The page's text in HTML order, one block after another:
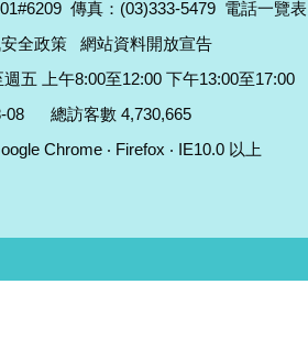
傳真：(03)333-5479 電話一覽表
全政策
網站資料開放宣告
五 上午8:00至12:00 下午13:00至17:00
08
總訪客數 4,730,665
Chrome ‧ Firefox ‧ IE10.0 以上